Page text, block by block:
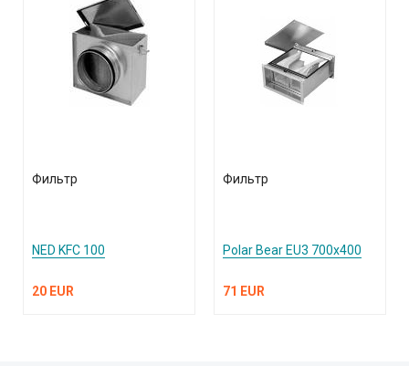
Фильтр
NED KFC 100
20 EUR
Фильтр
Polar Bear EU3 700x400
71 EUR